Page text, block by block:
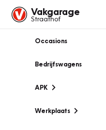
Vakgarage
Straathof
Occasions
Bedrijfswagens
APK
Werkplaats